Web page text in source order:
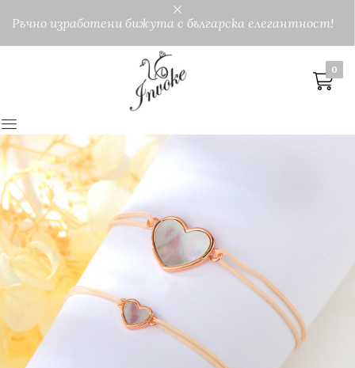
Ръчно изработени бижута с българска елегантност!
0
0